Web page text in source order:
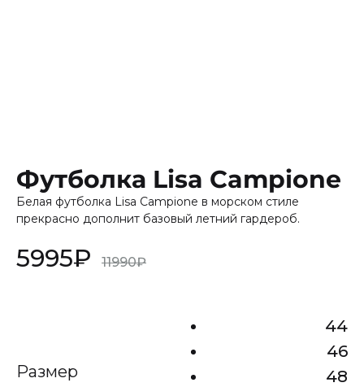
Футболка Lisa Campione
Белая футболка Lisa Campione в морском стиле
прекрасно дополнит базовый летний гардероб.
5995₽ 11990₽
Размер
44
46
48